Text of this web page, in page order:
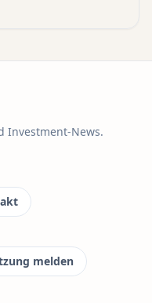
Investment-News.
melden